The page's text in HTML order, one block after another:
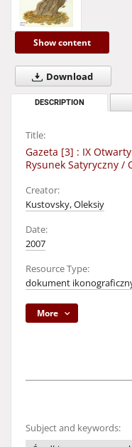
Show content
Download
DESCRIPTION
Title:
Gazeta [3] : IX
Rysunek Satyryczny /
Creator:
Kustovsky, Oleksiy
Date:
2007
Resource Type:
dokument
More
Subject and keywords: